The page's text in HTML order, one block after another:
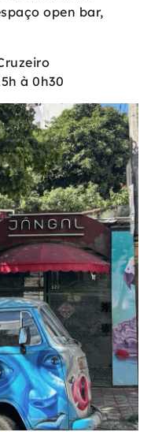
open bar,
à 0h30